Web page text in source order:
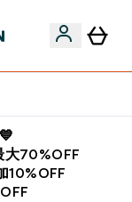
大70%OFF
10%OFF